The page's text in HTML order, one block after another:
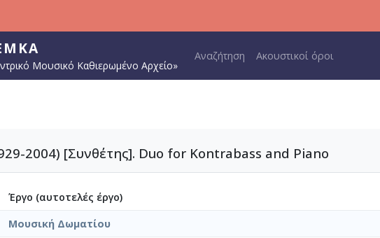
Μουσικό Καθιερωμένο Αρχείο»
Main navigation
Αναζήτηση Ακουστικοί όροι
2004) [Συνθέτης]. Duo for Kontrabass and Piano
Έργο (αυτοτελές έργο)
Μουσική Δωματίου